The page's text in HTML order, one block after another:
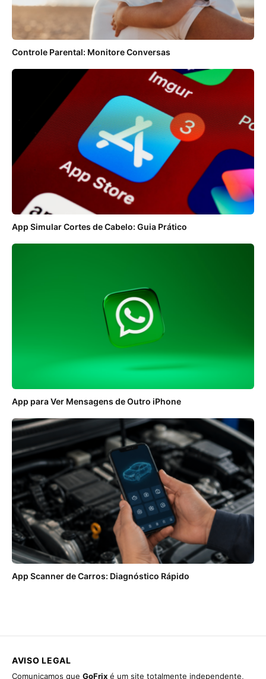
Controle Parental: Monitore Conversas
App Simular Cortes de Cabelo: Guia Prático
App para Ver Mensagens de Outro iPhone
App Scanner de Carros: Diagnóstico Rápido
AVISO LEGAL
Comunicamos que GoFrix é um site totalmente independente,